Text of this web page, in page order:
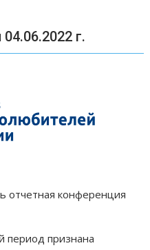
г.
отчетная конференция
период признана